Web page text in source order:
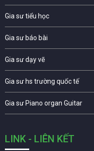
Gia sư tiểu học
Gia sư báo bài
Gia sư dạy vẽ
Gia sư hs trường quốc tế
Gia sư Piano organ Guitar
LINK - LIÊN KẾT